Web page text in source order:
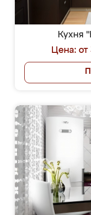
Кухня
Цена: от